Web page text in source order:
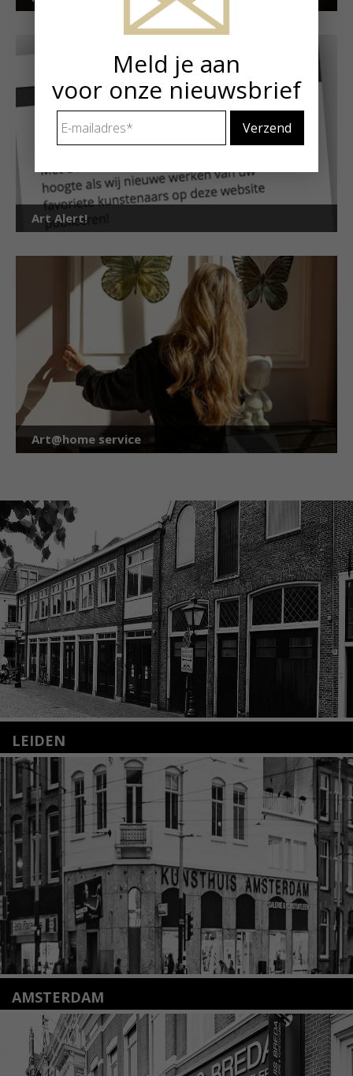
Art Alert!
Art@home service
LEIDEN
Nieuwstraat 35
2312 KA Leiden
+31(0)71 – 52 84 480
info@kunsthuisleiden.nl
Lees meer
AMSTERDAM
Amstelveenseweg 135
1075 VX Amsterdam
+31 (0)20 2332546
info@kunsthuisamsterdam.nl
Meld je aan
voor onze nieuwsbrief
mailadres *